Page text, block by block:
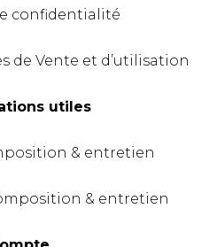
confidentialité
de Vente et d’utilisation
utiles
& entretien
& entretien